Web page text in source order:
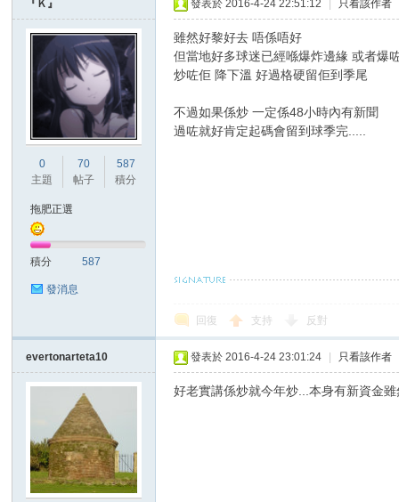
『Ｋ』
0
主題
70
帖子
587
積分
拖肥正選
積分 587
發消息
發表於 2016-4-24 22:51:12 只看該作者
雖然好黎好去 唔係唔好
但當地好多球迷已經喺爆炸邊緣 或者爆
炒咗佢 降下溫 好過格硬留佢到季尾
不過如果係炒 一定係48小時內有新聞
過咗就好肯定起碼會留到球季完.....
回復 支持 反對
evertonarteta10 發表於 2016-4-24 23:01:24 只看該作者
好老實講係炒就今年炒...本身有新資金